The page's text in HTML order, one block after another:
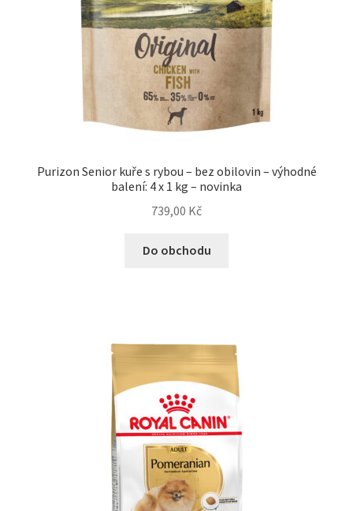
Purizon Senior kuře s rybou – bez obilovin – výhodné
balení: 4 x 1 kg – novinka
739,00 Kč
Do obchodu